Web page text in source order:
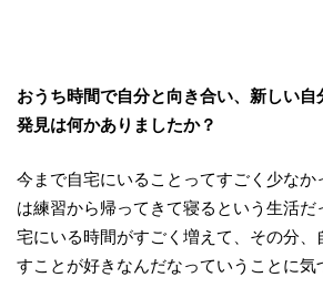
おうち時間で自分と向き合い、新しい
発見は何かありましたか？
今まで自宅にいることってすごく少なか
は練習から帰ってきて寝るという生活だ
宅にいる時間がすごく増えて、その分、
すことが好きなんだなっていうことに気